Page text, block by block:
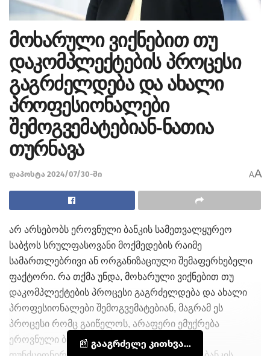
მოხარული ვიქნებით თუ
დაკომპლექტების პროცესი
გაგრძელდება და ახალი
პროფესიონალები
შემოგვემატებიან-ნათია
თურნავა
დაპოსტა 2024/07/30-ში AA
არ არსებობს ეროვნული ბანკის სამეთვალყურეო
საბჭოს სრულფასოვანი მოქმედების რაიმე
სამართლებრივი ან ორგანიზაციული შემაფერხებელი
ფაქტორი. რა თქმა უნდა, მოხარული ვიქნებით თუ
დაკომპლექტების პროცესი გაგრძელდება და ახალი
პროფესიონალები შემოგვემატებიან, მაგრამ ეს
პროცესი რომც გაიწელოს, არაფერი ემუქრება
ეროვნული ბანკის მენეჯმენტის გამართულ
📰 გააგრძელე კითხვა...